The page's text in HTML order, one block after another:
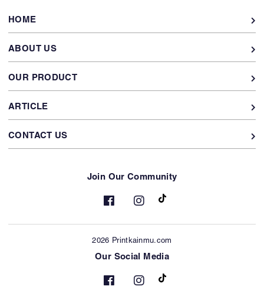
HOME
ABOUT US
OUR PRODUCT
ARTICLE
CONTACT US
Join Our Community
2026 Printkainmu.com
Our Social Media